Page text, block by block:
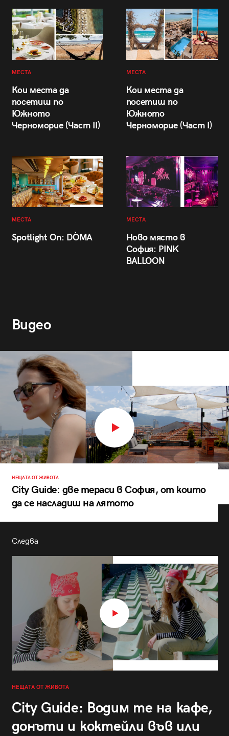
МЕСТА
Кои места да
посетиш по
Южното
Черноморие (Част II)
МЕСТА
Кои места да
посетиш по
Южното
Черноморие (Част I)
МЕСТА
Spotlight On: DÒMA
МЕСТА
Ново място в
София: PINK
BALLOON
Видео
НЕЩАТА ОТ ЖИВОТА
City Guide: две тераси в София, от които
да се насладиш на лятото
Следва
НЕЩАТА ОТ ЖИВОТА
City Guide: Водим те на кафе,
донъти и коктейли във или